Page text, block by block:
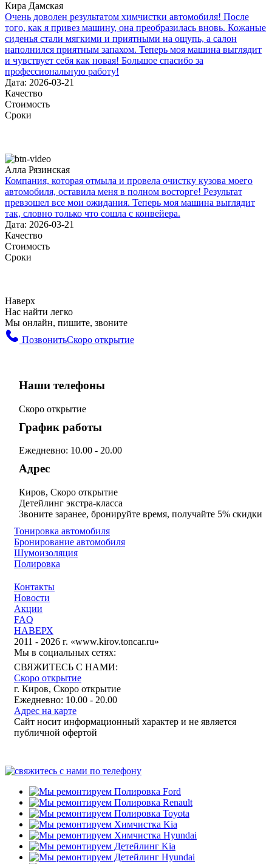
Кира Дамская
Очень доволен результатом химчистки автомобиля! После
того, как я привез машину, она преобразилась вновь. Кожаные
сиденья стали мягкими и приятными на ощупь, а салон
наполнился приятным запахом. Теперь моя машина выглядит
и чувствует себя как новая! Большое спасибо за
профессиональную работу!
Дата: 2026-03-21
Качество
Стоимость
Сроки
Алла Рязинская
Компания, которая отмыла и провела очистку кузова моего
автомобиля, оставила меня в полном восторге! Результат
превзошел все мои ожидания. Теперь моя машина выглядит
так, словно только что сошла с конвейера.
Дата: 2026-03-21
Качество
Стоимость
Сроки
Наверх
Нас найти легко
Мы онлайн, пишите, звоните
ПозвонитьСкоро открытие
Наши телефоны
Скоро открытие
График работы
Ежедневно: 10.00 - 20.00
Адрес
Киров, Скоро открытие
Детейлинг экстра-класса
Звоните заранее, бронируйте время, получайте 5% скидки
Контакты
Новости
Акции
FAQ
НАВЕРХ
2011 - 2026 г. «www.kirov.toncar.ru»
Тонировка автомобиля
Бронирование автомобиля
Шумоизоляция
Полировка
Мы в социальных сетях:
СВЯЖИТЕСЬ С НАМИ:
Скоро открытие
г. Киров, Скоро открытие
Ежедневно: 10.00 - 20.00
Адрес на карте
Сайт носит информационный характер и не является
публичной офертой